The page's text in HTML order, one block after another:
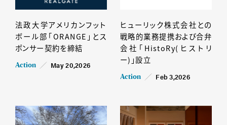
法政大学アメリカンフット
ボール部「ORANGE」とス
ポンサー契約を締結
Action May 20,2026
ヒューリック株式会社との
戦略的業務提携および合弁
会社「HistoRy(ヒストリ
ー)」設立
Action Feb 3,2026